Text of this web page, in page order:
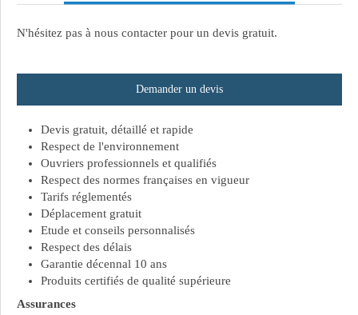
N'hésitez pas à nous contacter pour un devis gratuit.
Demander un devis
Devis gratuit, détaillé et rapide
Respect de l'environnement
Ouvriers professionnels et qualifiés
Respect des normes françaises en vigueur
Tarifs réglementés
Déplacement gratuit
Etude et conseils personnalisés
Respect des délais
Garantie décennal 10 ans
Produits certifiés de qualité supérieure
Assurances